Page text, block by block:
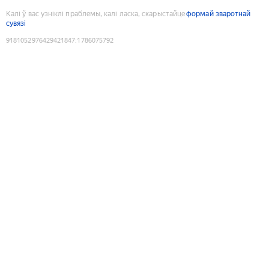
Калі ў вас узніклі праблемы, калі ласка, скарыстайцеформай зваротнай
сувязі
9181052976429421847:1786075792